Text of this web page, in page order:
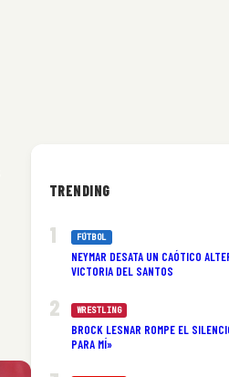
TRENDING
FÚTBOL
NEYMAR DESATA UN CAÓTICO
VICTORIA DEL SANTOS
WRESTLING
BROCK LESNAR ROMPE EL
PARA MÍ»